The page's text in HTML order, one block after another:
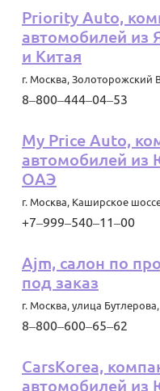
Priority Auto,
автомобилей
и Китая
г. Москва, Золоторожский
8‒800‒444‒04‒53
My Price Auto,
автомобилей из
ОАЭ
г. Москва, Каширское
+7‒999‒540‒11‒00
Ajm, салон по
под заказ
г. Москва, улица
8‒800‒600‒65‒62
CarsKorea,
автомобилей